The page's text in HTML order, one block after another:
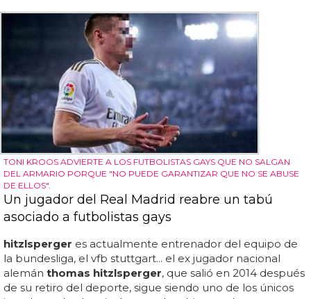
TONI KROOS ADVIERTE A LOS FUTBOLISTAS GAYS QUE NO SALGAN
DEL ARMARIO PORQUE "NO PUEDE GARANTIZAR QUE NO SE ABUSE
DE ELLOS".
Un jugador del Real Madrid reabre un tabú
asociado a futbolistas gays
hitzlsperger es actualmente entrenador del equipo de
la bundesliga, el vfb stuttgart... el ex jugador nacional
alemán thomas hitzlsperger, que salió en 2014 después
de su retiro del deporte, sigue siendo uno de los únicos